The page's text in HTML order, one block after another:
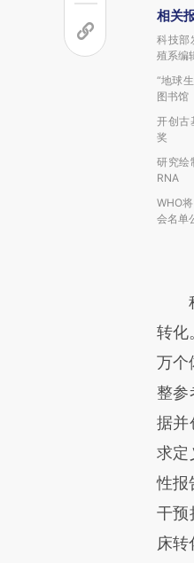
相关
科技部
殖系编
“地球
图书馆
开创古
奖
研究绘
RNA
WHO
会名单
科
转化
万个
整参
据并
求定
性报
干预
床转